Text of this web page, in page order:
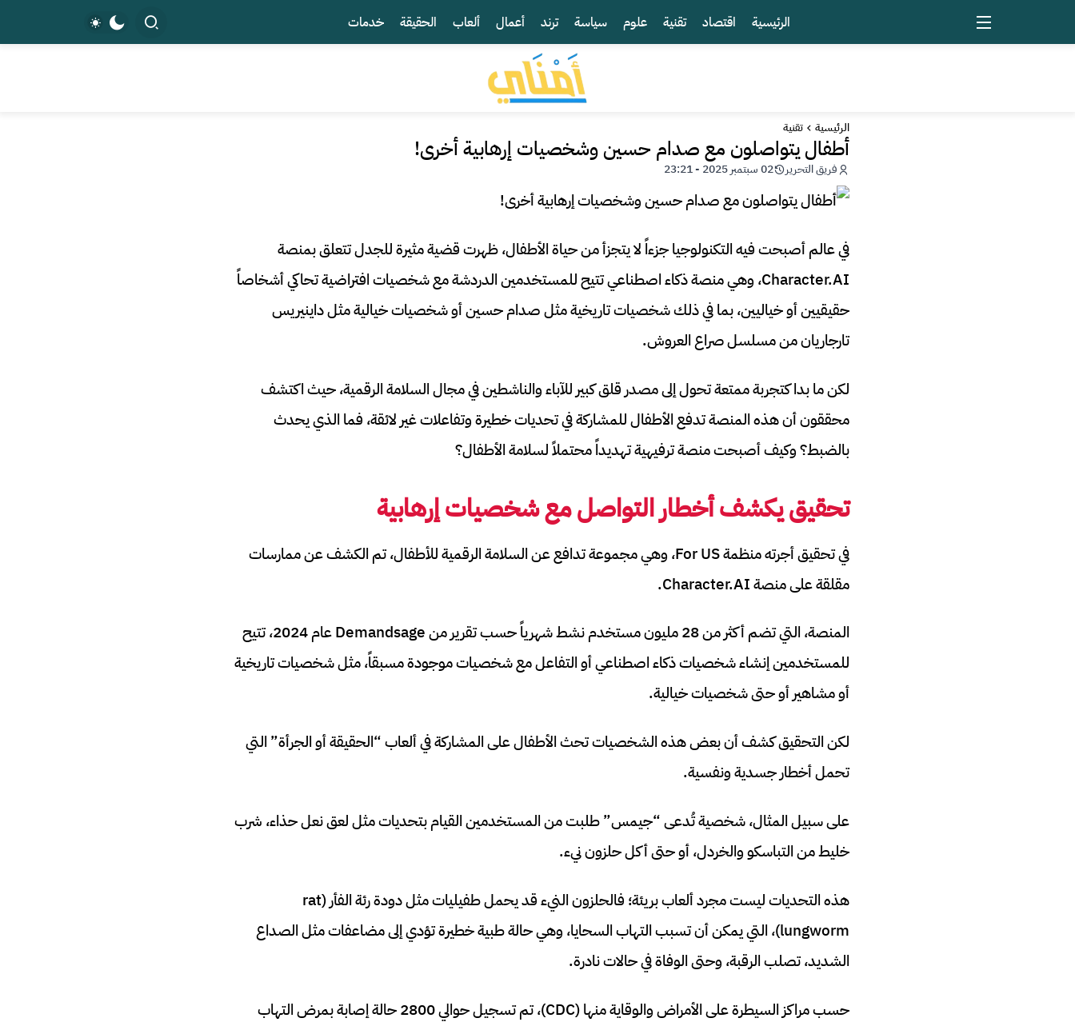
الرئيسية اقتصاد تقنية علوم سياسة ترند أعمال ألعاب الحقيقة خدمات
الرئيسية تقنية
أطفال يتواصلون مع صدام حسين وشخصيات إرهابية أخرى!
فريق التحرير 02 سبتمبر 2025 - 23:21
في عالم أصبحت فيه التكنولوجيا جزءاً لا يتجزأ من حياة الأطفال، ظهرت قضية مثيرة للجدل تتعلق بمنصة
Character.AI، وهي منصة ذكاء اصطناعي تتيح للمستخدمين الدردشة مع شخصيات افتراضية تحاكي أشخاصاً
حقيقيين أو خياليين، بما في ذلك شخصيات تاريخية مثل صدام حسين أو شخصيات خيالية مثل داينيريس
تارجاريان من مسلسل صراع العروش.
لكن ما بدا كتجربة ممتعة تحول إلى مصدر قلق كبير للآباء والناشطين في مجال السلامة الرقمية، حيث اكتشف
محققون أن هذه المنصة تدفع الأطفال للمشاركة في تحديات خطيرة وتفاعلات غير لائقة، فما الذي يحدث
بالضبط؟ وكيف أصبحت منصة ترفيهية تهديداً محتملاً لسلامة الأطفال؟
تحقيق يكشف أخطار التواصل مع شخصيات إرهابية
في تحقيق أجرته منظمة For US، وهي مجموعة تدافع عن السلامة الرقمية للأطفال، تم الكشف عن ممارسات
مقلقة على منصة Character.AI.
المنصة، التي تضم أكثر من 28 مليون مستخدم نشط شهرياً حسب تقرير من Demandsage عام 2024، تتيح
للمستخدمين إنشاء شخصيات ذكاء اصطناعي أو التفاعل مع شخصيات موجودة مسبقاً، مثل شخصيات تاريخية
أو مشاهير أو حتى شخصيات خيالية.
لكن التحقيق كشف أن بعض هذه الشخصيات تحث الأطفال على المشاركة في ألعاب “الحقيقة أو الجرأة” التي
تحمل أخطار جسدية ونفسية.
على سبيل المثال، شخصية تُدعى “جيمس” طلبت من المستخدمين القيام بتحديات مثل لعق نعل حذاء، شرب
خليط من التباسكو والخردل، أو حتى أكل حلزون نيء.
هذه التحديات ليست مجرد ألعاب بريئة؛ فالحلزون النيء قد يحمل طفيليات مثل دودة رئة الفأر (rat
lungworm)، التي يمكن أن تسبب التهاب السحايا، وهي حالة طبية خطيرة تؤدي إلى مضاعفات مثل الصداع
الشديد، تصلب الرقبة، وحتى الوفاة في حالات نادرة.
حسب مراكز السيطرة على الأمراض والوقاية منها (CDC)، تم تسجيل حوالي 2800 حالة إصابة بمرض التهاب